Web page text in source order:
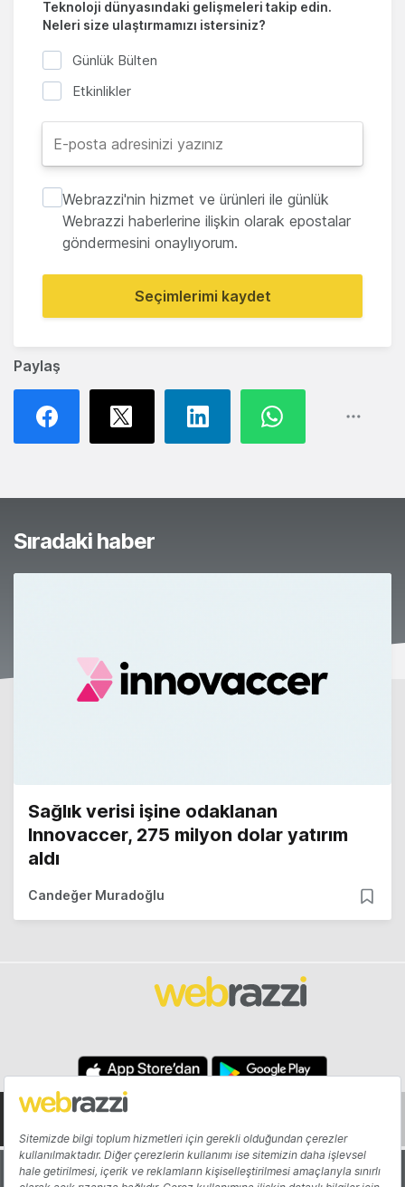
Paylaş
Teknoloji dünyasındaki gelişmeleri takip edin.
Neleri size ulaştırmamızı istersiniz?
Günlük Bülten
Etkinlikler
Webrazzi'nin hizmet ve ürünleri ile günlük
Webrazzi haberlerine ilişkin olarak epostalar
göndermesini onaylıyorum.
Seçimlerimi kaydet
Sıradaki haber
Sağlık verisi işine odaklanan
Innovaccer, 275 milyon dolar yatırım
aldı
Candeğer Muradoğlu
Hakkında Yazarlar